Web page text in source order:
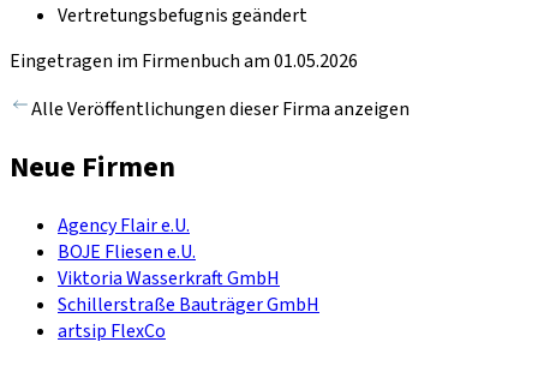
Vertretungsbefugnis geändert
Eingetragen im Firmenbuch am 01.05.2026
Alle Veröffentlichungen dieser Firma anzeigen
Neue Firmen
Agency Flair e.U.
BOJE Fliesen e.U.
Viktoria Wasserkraft GmbH
Schillerstraße Bauträger GmbH
artsip FlexCo